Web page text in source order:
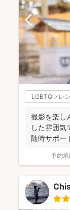
LGBTQフレ
撮影を楽し
した雰囲気
随時サポー
予約承